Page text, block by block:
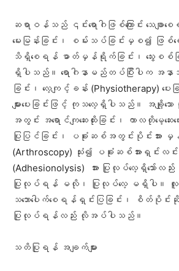
ဆရာဝန်သည် ၎င်းရောဂါဖြစ်ကြောင်း သေချာ
မေးမြန်းခြင်း၊ စမ်းသပ်ခြင်းမှစ၍ ဖြစ်စေသော
သိရှိစေရန် ဓာတ်မှန်ရိုက်ခြင်း၊ သွေးစစ်ခ
ရှိပါသည်။ ရောဂါနာမည်တပ်ပြီးပါက အနာသက်
ခြင်း၊ လေ့ကျင့်ခန်း (Physiotherapy) ပေ
များပေးခြင်းဖြင့် ကုသလေ့ရှိပါသည်။ အချို့သေ
အတွင်း အရောင်ကျဆေးထိုးခြင်း၊ ကာလတိုမေ့ဆေ
ပြုပြင်ခြင်း၊ ပခုံးဆစ်အတွင်းပိုင်းအား မှန်ပ
(Arthroscopy) သုံး၍ ပခုံးဆစ်အားရှင်းလင်း
(Adhesionolysis) အား ပြုလုပ်လေ့ရှိသော်လ
ပြုလုပ်ရန် မလို၊ ပြုလုပ်လေ့ မရှိပါ။ လူနာ
သဘောပေါက်စေရန်ရှင်းပြခြင်း၊ စိတ်ပိုင်းဆိုင်ရာ
ပြုလုပ်ရန်လည်း လိုအပ်ပါသည်။
သတိပြုရန် အချက်များ